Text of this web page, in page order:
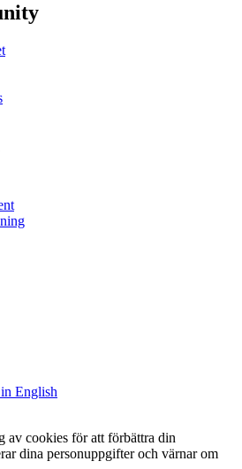
English
av cookies för att förbättra din
dina personuppgifter och värnar om